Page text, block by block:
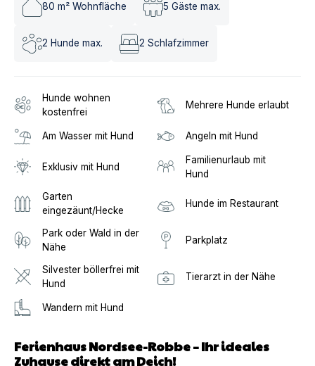
80 m² Wohnfläche 5 Gäste max.
2 Hunde max. 2 Schlafzimmer
Hunde wohnen
kostenfrei
Mehrere Hunde erlaubt
Am Wasser mit Hund Angeln mit Hund
Exklusiv mit Hund
Familienurlaub mit
Hund
Garten
eingezäunt/Hecke
Hunde im Restaurant
Park oder Wald in der
Nähe
Parkplatz
Silvester böllerfrei mit
Hund
Tierarzt in der Nähe
Wandern mit Hund
Ferienhaus Nordsee-Robbe – Ihr ideales
Zuhause direkt am Deich!